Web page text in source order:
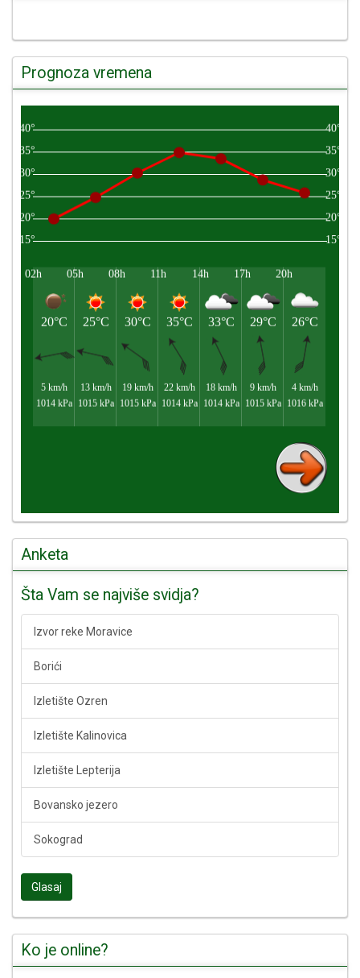
Prognoza vremena
Anketa
Šta Vam se najviše svidja?
Izvor reke Moravice
Borići
Izletište Ozren
Izletište Kalinovica
Izletište Lepterija
Bovansko jezero
Sokograd
Glasaj
Ko je online?